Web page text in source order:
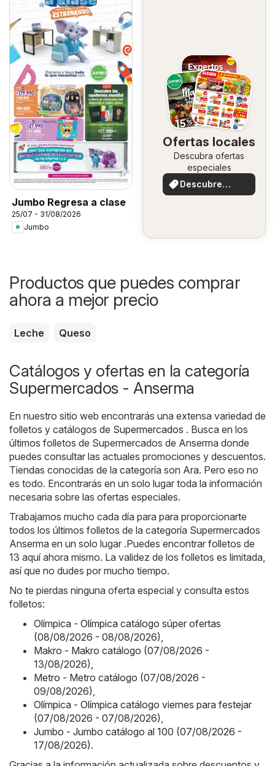
Jumbo Regresa a clase
25/07 - 31/08/2026
Jumbo
Ofertas locales
Descubra ofertas
especiales
Descubre
ofertas
Productos que puedes comprar
ahora a mejor precio
Leche Queso
Catálogos y ofertas en la categoría
Supermercados - Anserma
En nuestro sitio web encontrarás una extensa variedad de
folletos y catálogos de Supermercados . Busca en los
últimos folletos de Supermercados de Anserma donde
puedes consultar las actuales promociones y descuentos.
Tiendas conocidas de la categoría son Ara. Pero eso no
es todo. Encontrarás en un solo lugar toda la información
necesaria sobre las ofertas especiales.
Trabajamos mucho cada día para para proporcionarte
todos los últimos folletos de la categoría Supermercados
Anserma en un solo lugar .Puedes encontrar folletos de
13 aquí ahora mismo. La validez de los folletos es limitada,
así que no dudes por mucho tiempo.
No te pierdas ninguna oferta especial y consulta estos
folletos:
Olímpica - Olímpica catálogo súper ofertas
(08/08/2026 - 08/08/2026)
Makro - Makro catálogo (07/08/2026 -
13/08/2026)
Metro - Metro catálogo (07/08/2026 -
09/08/2026)
Olímpica - Olímpica catálogo viernes para festejar
(07/08/2026 - 07/08/2026)
Jumbo - Jumbo catálogo al 100 (07/08/2026 -
17/08/2026).